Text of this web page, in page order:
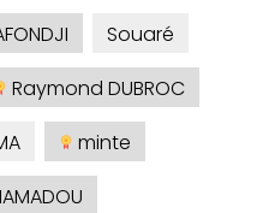
Souaré
Raymond DUBROC
minte